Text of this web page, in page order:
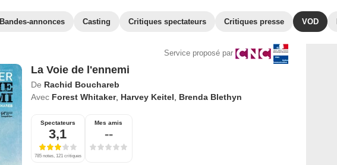
Bandes-annonces Casting Critiques spectateurs Critiques presse VOD
Service proposé par
La Voie de l'ennemi
De Rachid Bouchareb
Avec Forest Whitaker, Harvey Keitel Brenda Blethyn
Spectateurs
3,1
785 notes, 121 critiques
Mes amis
--